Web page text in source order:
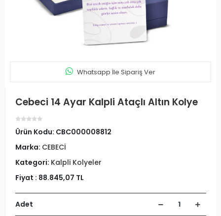
Whatsapp İle Sipariş Ver
Cebeci 14 Ayar Kalpli Ataçlı Altın Kolye
Ürün Kodu: CBC000008812
Marka: CEBECİ
Kategori: Kalpli Kolyeler
Fiyat : 88.845,07 TL
Adet